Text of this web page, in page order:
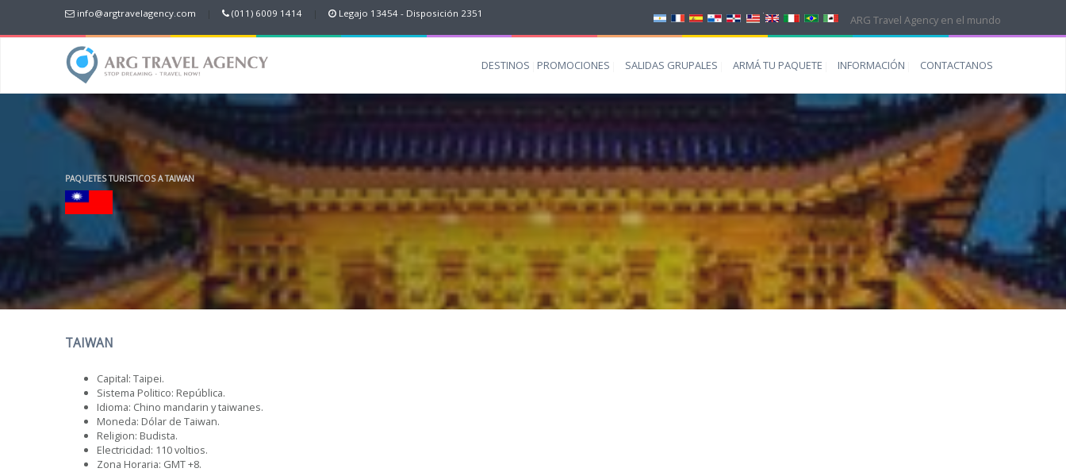
info@argtravelagency.com (011) 6009 1414 Legajo 13454 - Disposición 2351 ARG Travel Agency en el mundo
DESTINOS PROMOCIONES SALIDAS GRUPALES ARMÁ TU PAQUETE INFORMACIÓN CONTACTANOS
PAQUETES TURISTICOS A TAIWAN
TAIWAN
Capital: Taipei.
Sistema Politico: República.
Idioma: Chino mandarin y taiwanes.
Moneda: Dólar de Taiwan.
Religion: Budista.
Electricidad: 110 voltios.
Zona Horaria: GMT +8.